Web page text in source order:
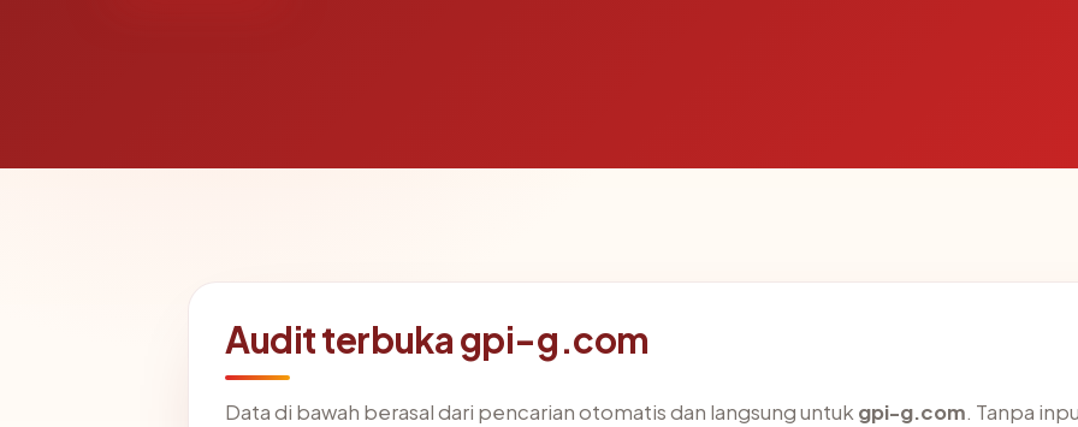
Audit terbuka gpi-g.com
Data di bawah berasal dari pencarian otomatis dan langsung untuk gpi-g.com. Tanpa